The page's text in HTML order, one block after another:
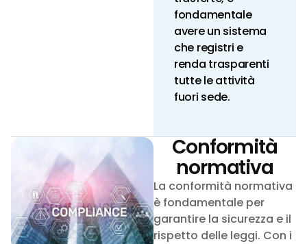
fondamentale
avere un sistema
che registri e
renda trasparenti
tutte le attività
fuori sede.
Conformità
normativa
La conformità normativa
è fondamentale per
garantire la sicurezza e il
rispetto delle leggi. Con i